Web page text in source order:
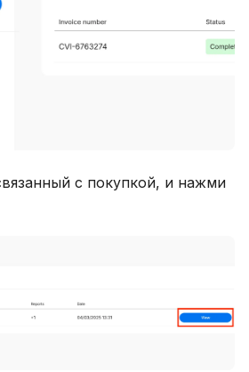
с покупкой, и нажми